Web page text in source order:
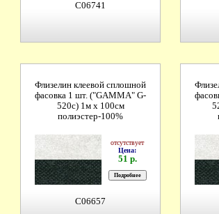
C06741
Флизелин клеевой сплошной
фасовка 1 шт. ("GAMMA" G-
520c) 1м х 100см
полиэстер-100%
отсутствует
Цена:
51 р.
C06657